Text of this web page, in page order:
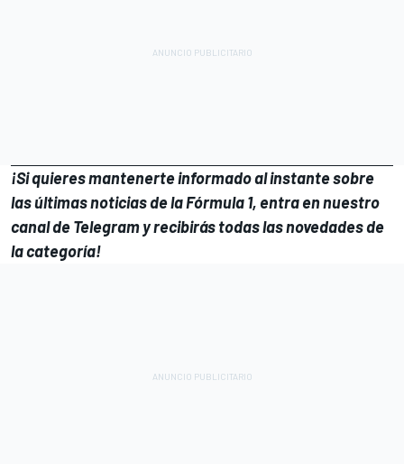
¡Si quieres mantenerte informado al instante sobre
las últimas noticias de la Fórmula 1, entra ennuestro
canal de Telegramy recibirás todas las novedades de
la categoría!